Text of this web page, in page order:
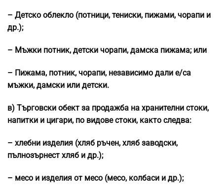
– Детско облекло (потници, тениски, пижами, чорапи и
др.);
– Мъжки потник, детски чорапи, дамска пижама; или
– Пижама, потник, чорапи, независимо дали е/са
мъжки, дамски или детски.
в) Търговски обект за продажба на хранителни стоки,
напитки и цигари, по видове стоки, както следва:
– хлебни изделия (хляб ръчен, хляб заводски,
пълнозърнест хляб и др.);
– месо и изделия от месо (месо, колбаси и др.);